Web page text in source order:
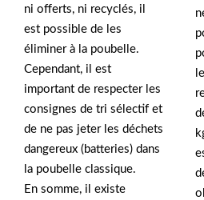
ni offerts, ni recyclés, il
est possible de les
éliminer à la poubelle.
Cependant, il est
important de respecter les
consignes de tri sélectif et
de ne pas jeter les déchets
dangereux (batteries) dans
la poubelle classique.
En somme, il existe